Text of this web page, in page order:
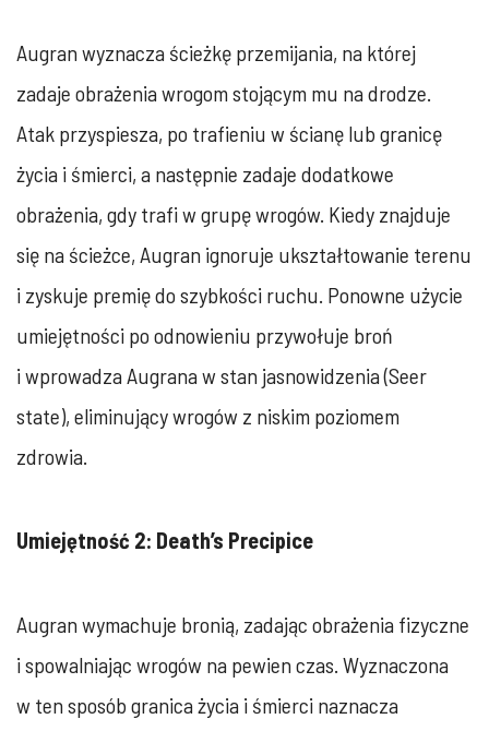
Augran wyznacza ścieżkę przemijania, na której
zadaje obrażenia wrogom stojącym mu na drodze.
Atak przyspiesza, po trafieniu w ścianę lub granicę
życia i śmierci, a następnie zadaje dodatkowe
obrażenia, gdy trafi w grupę wrogów. Kiedy znajduje
się na ścieżce, Augran ignoruje ukształtowanie terenu
i zyskuje premię do szybkości ruchu. Ponowne użycie
umiejętności po odnowieniu przywołuje broń
i wprowadza Augrana w stan jasnowidzenia (Seer
state), eliminujący wrogów z niskim poziomem
zdrowia.
Umiejętność 2: Death’s Precipice
Augran wymachuje bronią, zadając obrażenia fizyczne
i spowalniając wrogów na pewien czas. Wyznaczona
w ten sposób granica życia i śmierci naznacza